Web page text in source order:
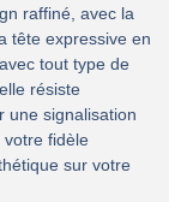
raffiné, avec la
tête expressive en
tout type de
résiste
une signalisation
votre fidèle
sur votre